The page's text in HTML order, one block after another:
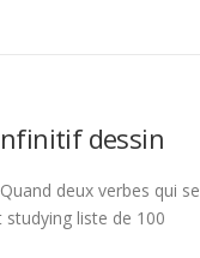
dessin
deux verbes qui se
liste de 100